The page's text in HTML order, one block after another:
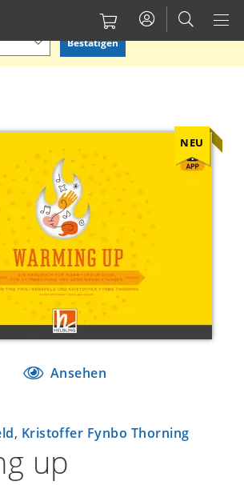
oder einen anderen auswählen.
Bestätigen
NEU
Ansehen
, Kristoffer Fynbo Thorning
up